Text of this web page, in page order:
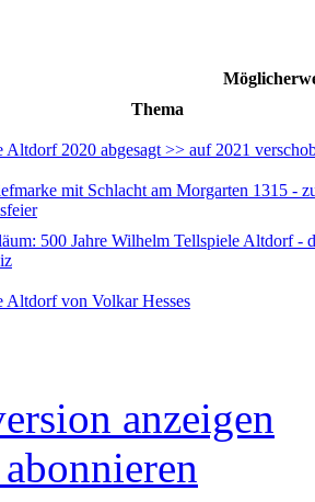
Thema
Altdorf 2020 abgesagt >> auf 2021
mit Schlacht am Morgarten 1315 -
500 Jahre Wilhelm Tellspiele Altdorf -
Altdorf von Volkar Hesses
anzeigen